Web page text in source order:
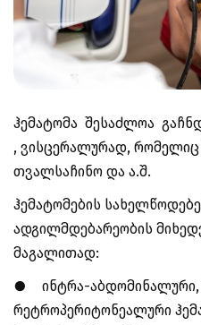
ჰემატომა შესაძლოა
, ვისცერალურად, რომელიც
თვალსაჩინო და ა.შ.
ჰემატომების
ადგილმდებარეობის
მაგალითად:
●
ინტრა-
რეტროპერიტონეალური